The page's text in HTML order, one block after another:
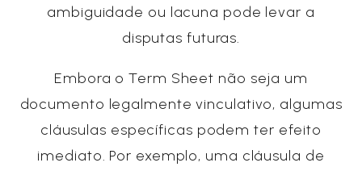
ambiguidade ou lacuna pode levar a
disputas futuras.
Embora o Term Sheet não seja um
documento legalmente vinculativo, algumas
cláusulas específicas podem ter efeito
imediato. Por exemplo, uma cláusula de